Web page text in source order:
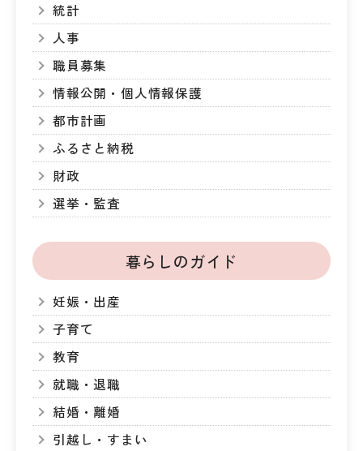
統計
人事
職員募集
情報公開・個人情報保護
都市計画
ふるさと納税
財政
選挙・監査
暮らしのガイド
妊娠・出産
子育て
教育
就職・退職
結婚・離婚
引越し・すまい